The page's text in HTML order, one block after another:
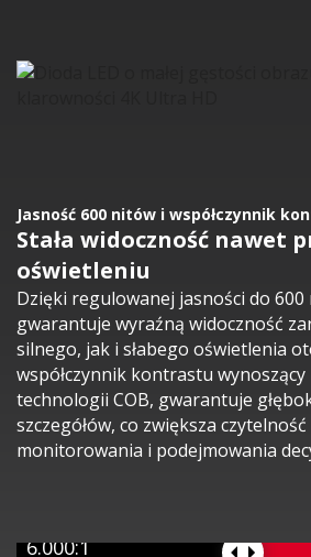
Jasność 600 nitów i współczynnik
Stała widoczność nawet
oświetleniu
Dzięki regulowanej jasności do 600
gwarantuje wyraźną widoczność
silnego, jak i słabego oświetlenia
współczynnik kontrastu
technologii COB, gwarantuje
szczegółów, co zwiększa
monitorowania i podejmowania
6.000:1